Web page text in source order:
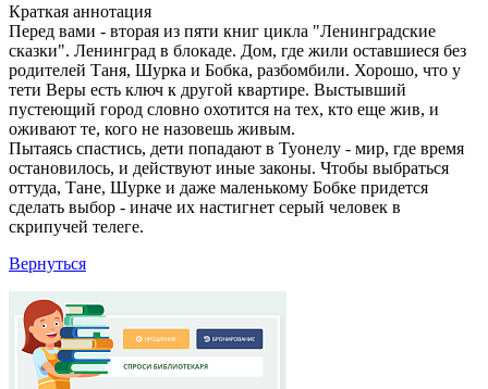
Краткая аннотация
Перед вами - вторая из пяти книг цикла "Ленинградские
сказки". Ленинград в блокаде. Дом, где жили оставшиеся без
родителей Таня, Шурка и Бобка, разбомбили. Хорошо, что у
тети Веры есть ключ к другой квартире. Выстывший
пустеющий город словно охотится на тех, кто еще жив, и
оживают те, кого не назовешь живым.
Пытаясь спастись, дети попадают в Туонелу - мир, где время
остановилось, и действуют иные законы. Чтобы выбраться
оттуда, Тане, Шурке и даже маленькому Бобке придется
сделать выбор - иначе их настигнет серый человек в
скрипучей телеге.
Вернуться